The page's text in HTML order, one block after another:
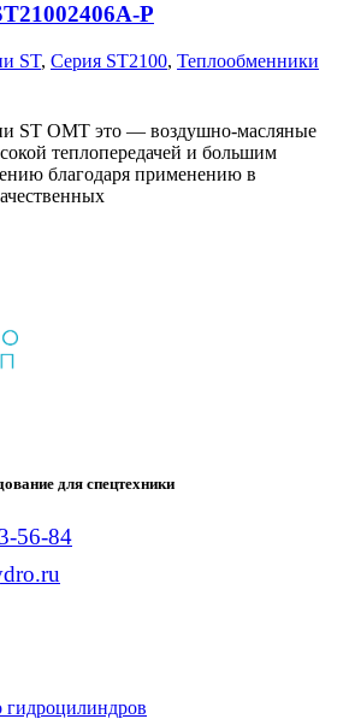
P
ST, Серия ST2100, Теплообменники
ST OMT это — воздушно-масляные
теплопередачей и большим
благодаря применению в
для спецтехники
56-84
гидроцилиндров